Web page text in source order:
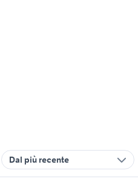
Dal più recente